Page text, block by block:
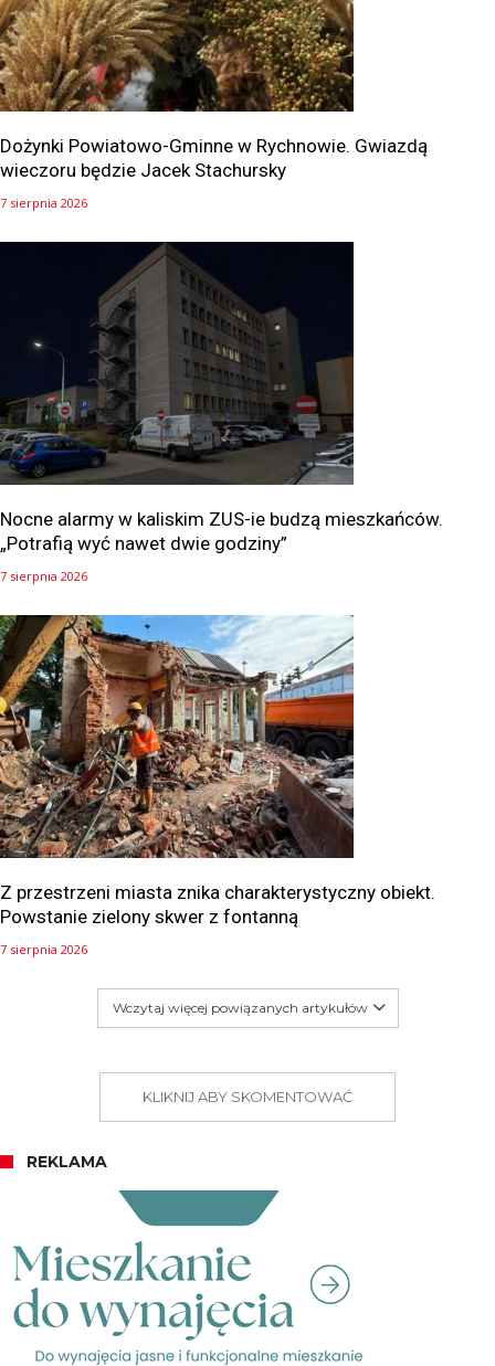
Dożynki Powiatowo-Gminne w Rychnowie. Gwiazdą
wieczoru będzie Jacek Stachursky
7 sierpnia 2026
Nocne alarmy w kaliskim ZUS-ie budzą mieszkańców.
„Potrafią wyć nawet dwie godziny”
7 sierpnia 2026
Z przestrzeni miasta znika charakterystyczny obiekt.
Powstanie zielony skwer z fontanną
7 sierpnia 2026
Wczytaj więcej powiązanych artykułów
KLIKNIJ ABY SKOMENTOWAĆ
REKLAMA